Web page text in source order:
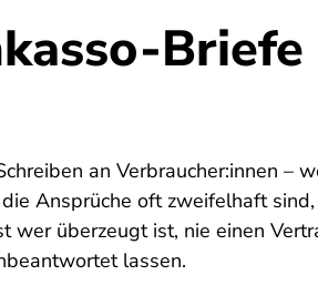
Briefe
an Verbraucher:innen –
Ansprüche oft zweifelhaft
wer überzeugt ist, nie einen
lassen.